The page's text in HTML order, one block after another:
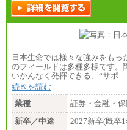
日本生命では様々な強みをも
のフィールドは多種多様です。
いかんなく発揮できる、“サポ…
続きを読む
業種
証券・金融・
新卒／中途
2027新卒(既卒